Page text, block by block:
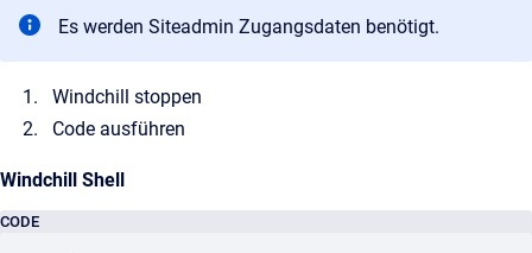
Es werden Siteadmin Zugangsdaten benötigt.
Windchill stoppen
Code ausführen
Windchill Shell
CODE